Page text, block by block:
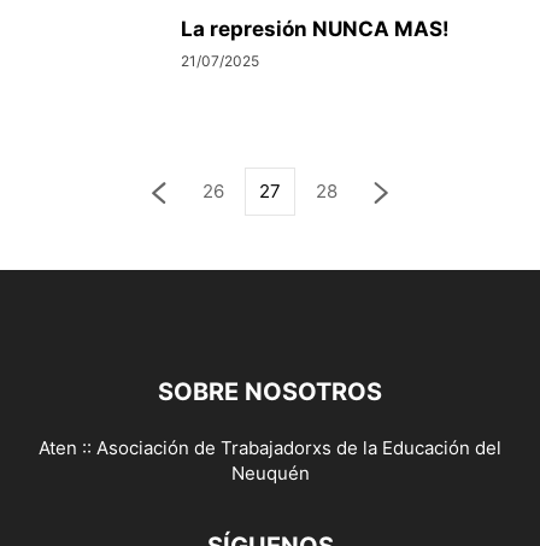
La represión NUNCA MAS!
21/07/2025
26 27 28
SOBRE NOSOTROS
Aten :: Asociación de Trabajadorxs de la Educación del
Neuquén